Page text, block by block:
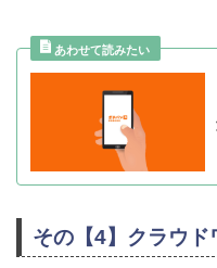
その【4】クラウド